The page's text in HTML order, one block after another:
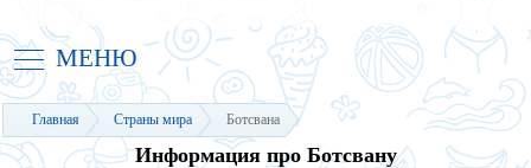
МЕНЮ
Главная Страны мира Ботсвана
Информация про Ботсвану